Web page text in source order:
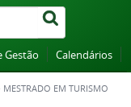
Gestão Calendários
MESTRADO EM TURISMO